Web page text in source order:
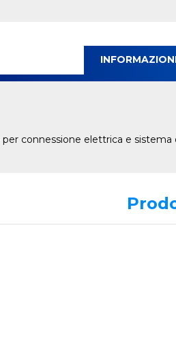
connessione elettrica e